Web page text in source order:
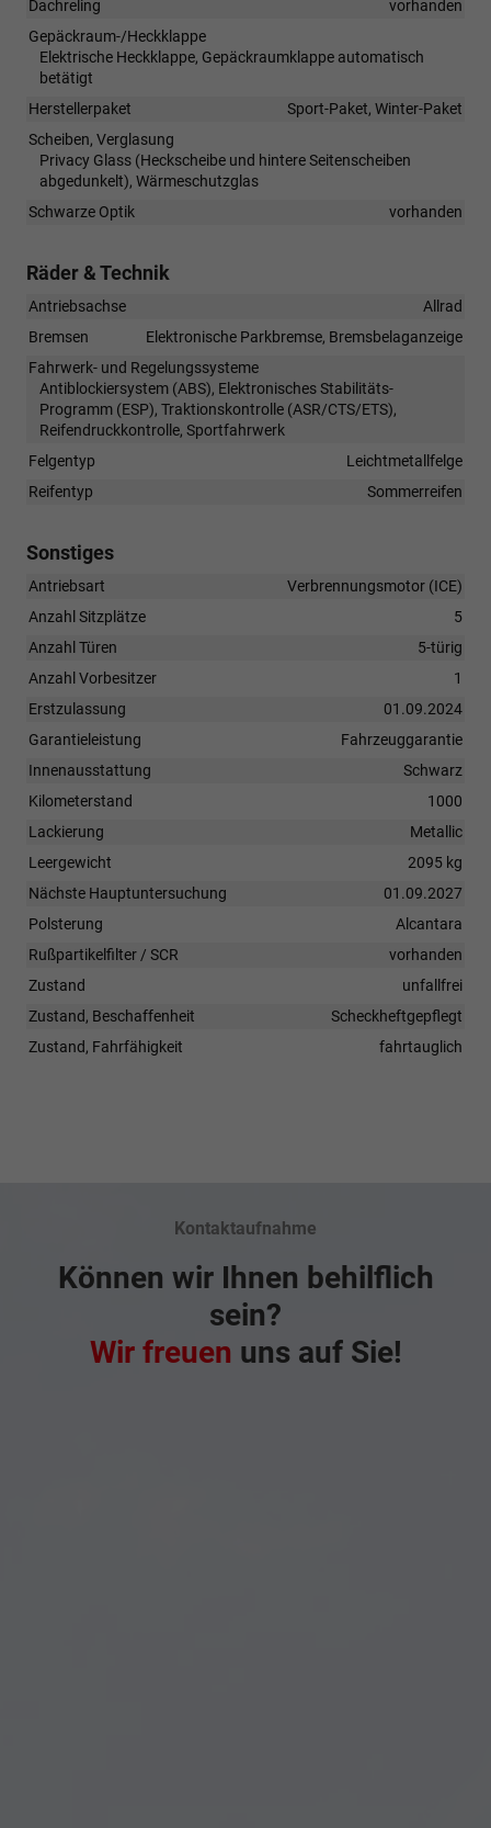
Dachreling
vorhanden
Gepäckraum-/Heckklappe
Elektrische Heckklappe, Gepäckraumklappe automatisch
betätigt
Herstellerpaket
Sport-Paket, Winter-Paket
Scheiben, Verglasung
Privacy Glass (Heckscheibe und hintere Seitenscheiben
abgedunkelt), Wärmeschutzglas
Schwarze Optik
vorhanden
Räder & Technik
Antriebsachse
Allrad
Bremsen
Elektronische Parkbremse, Bremsbelaganzeige
Fahrwerk- und Regelungssysteme
Antiblockiersystem (ABS), Elektronisches Stabilitäts-
Programm (ESP), Traktionskontrolle (ASR/CTS/ETS),
Reifendruckkontrolle, Sportfahrwerk
Felgentyp
Leichtmetallfelge
Reifentyp
Sommerreifen
Sonstiges
Antriebsart
Verbrennungsmotor (ICE)
Anzahl Sitzplätze
5
Anzahl Türen
5-türig
Anzahl Vorbesitzer
1
Erstzulassung
01.09.2024
Garantieleistung
Fahrzeuggarantie
Innenausstattung
Schwarz
Kilometerstand
1000
Lackierung
Metallic
Leergewicht
2095 kg
Nächste Hauptuntersuchung
01.09.2027
Polsterung
Alcantara
Rußpartikelfilter / SCR
vorhanden
Zustand
unfallfrei
Zustand, Beschaffenheit
Scheckheftgepflegt
Zustand, Fahrfähigkeit
fahrtauglich
Kontaktaufnahme
Können wir Ihnen behilflich
sein?
Wir freuen uns auf Sie!